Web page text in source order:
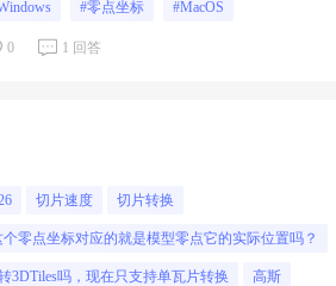
#零点坐标 #MacOS
0 1 回答
切片速度 切片转换
零点坐标对应的就是模型零点它的实际位置吗？
3DTiles吗，现在只支持单瓦片转换 高斯